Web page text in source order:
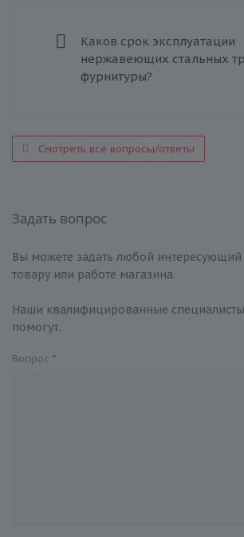
Каков срок эксплуатации
нержавеющих стальных
фурнитуры?
Смотреть все вопросы/ответы
Задать вопрос
Вы можете задать любой интересующий
товару или работе магазина.
Наши квалифицированные
помогут.
Вопрос *